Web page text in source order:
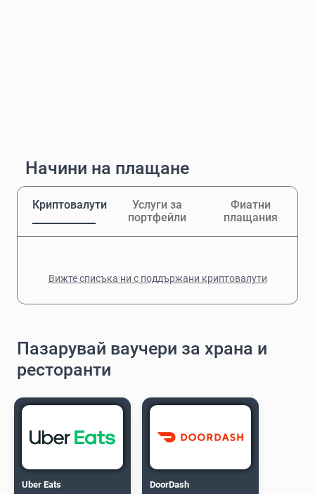
Начини на плащане
Криптовалути
Услуги за
портфейли
Фиатни
плащания
Вижте списъка ни с поддържани криптовалути
Пазарувай ваучери за храна и
ресторанти
Uber Eats DoorDash